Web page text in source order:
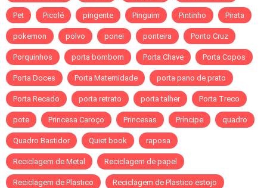
Pet Picolé pingente Pinguim Pintinho Pirata
pokemon polvo ponei ponteira Ponto Cruz
Porquinhos porta bombom Porta Chave Porta Copos
Porta Doces Porta Maternidade porta pano de prato
Porta Recado porta retrato porta talher Porta Treco
pote Princesa Caroço Princesas Príncipe quadro
Quadro Bastidor Quiet book raposa
Reciclagem de Metal Reciclagem de papel
Reciclagem de Plastico Reciclagem de Plastico estojo